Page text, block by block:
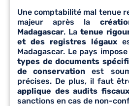
Une comptabilité mal tenue
majeur après la
Madagascar. Latenue
et des registres légaux
Madagascar. Le pays
types de documents
de conservation est
précises. De plus, il faut
applique des audits
sanctions en cas de non-